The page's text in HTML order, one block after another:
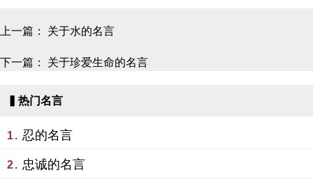
上一篇： 关于水的名言
下一篇： 关于珍爱生命的名言
▍热门名言
1. 忍的名言
2. 忠诚的名言